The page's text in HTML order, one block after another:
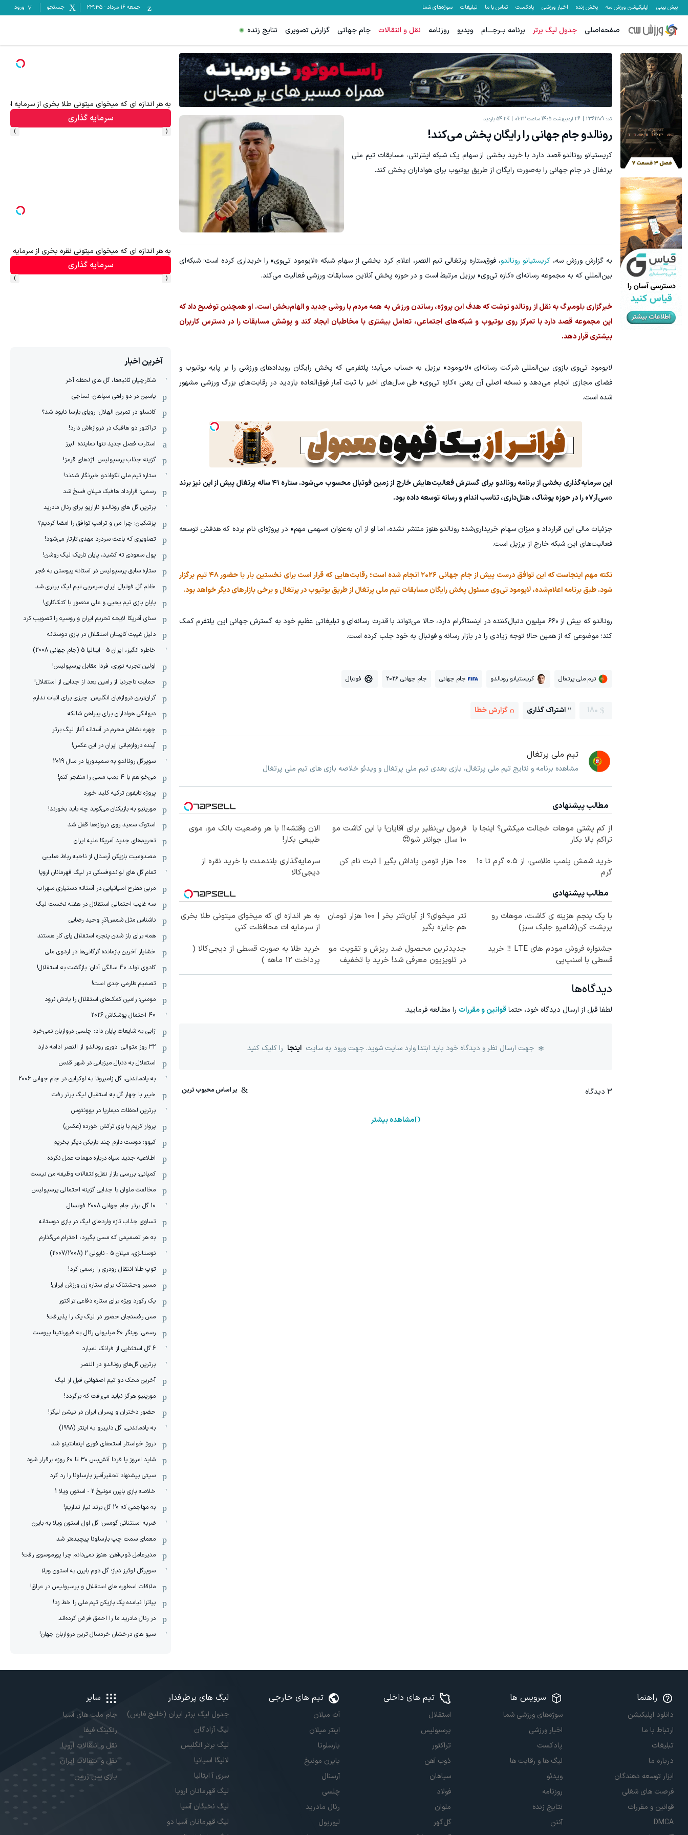
پیش بینی اپلیکیشن ورزش سه پخش زنده اخبار ورزشی پادکست تماس با ما تبلیغات سوژه‌های شما جمعه ۱۶ مرداد -
23:35 جستجو ورود
صفحه‌اصلی جدول لیگ برتر برنامه بــرجـــام ویدیو روزنامه نقل و انتقالات جام جهانی گزارش تصویری نتایج زنده
کد: 2361209 26 اردیبهشت 1405 ساعت 01:22 54.2K بازدید
رونالدو جام جهانی را رایگان پخش می‌کند!
کریستیانو رونالدو قصد دارد با خرید بخشی از سهام یک شبکه اینترنتی، مسابقات تیم ملی
پرتغال در جام جهانی را به‌صورت رایگان از طریق یوتیوب برای هواداران پخش کند.
به گزارش ورزش سه، کریستیانو رونالدو، فوق‌ستاره پرتغالی تیم النصر، اعلام کرد بخشی از سهام شبکه «لایومود تی‌وی» را خریداری کرده است؛ شبکه‌ای
بین‌المللی که به مجموعه رسانه‌ای «کازه تی‌وی» برزیل مرتبط است و در حوزه پخش آنلاین مسابقات ورزشی فعالیت می‌کند.
خبرگزاری بلومبرگ به نقل از رونالدو نوشت که هدف این پروژه، رساندن ورزش به همه مردم با روشی جدید و الهام‌بخش است. او همچنین توضیح داد که
این مجموعه قصد دارد با تمرکز روی یوتیوب و شبکه‌های اجتماعی، تعامل بیشتری با مخاطبان ایجاد کند و پوشش مسابقات را در دسترس کاربران
بیشتری قرار دهد.
لایومود تی‌وی بازوی بین‌المللی شرکت رسانه‌ای «لایومود» برزیل به حساب می‌آید؛ پلتفرمی که پخش رایگان رویدادهای ورزشی را بر پایه یوتیوب و
فضای مجازی انجام می‌دهد و نسخه اصلی آن یعنی «کازه تی‌وی» طی سال‌های اخیر با ثبت آمار فوق‌العاده بازدید در رقابت‌های بزرگ ورزشی مشهور
شده است.
این سرمایه‌گذاری بخشی از برنامه رونالدو برای گسترش فعالیت‌هایش خارج از زمین فوتبال محسوب می‌شود. ستاره ۴۱ ساله پرتغال پیش از این نیز برند
«سی‌آر۷» را در حوزه پوشاک، هتل‌داری، تناسب اندام و رسانه توسعه داده بود.
جزئیات مالی این قرارداد و میزان سهام خریداری‌شده رونالدو هنوز منتشر نشده، اما او از آن به‌عنوان «سهمی مهم» در پروژه‌ای نام برده که هدفش توسعه
فعالیت‌های این شبکه خارج از برزیل است.
نکته مهم اینجاست که این توافق درست پیش از جام جهانی ۲۰۲۶ انجام شده است؛ رقابت‌هایی که قرار است برای نخستین بار با حضور ۴۸ تیم برگزار
شود. طبق برنامه اعلام‌شده، لایومود تی‌وی مسئول پخش رایگان مسابقات تیم ملی پرتغال از طریق یوتیوب در پرتغال و برخی بازارهای دیگر خواهد بود.
رونالدو که بیش از ۶۶۰ میلیون دنبال‌کننده در اینستاگرام دارد، حالا می‌تواند با قدرت رسانه‌ای و تبلیغاتی عظیم خود به گسترش جهانی این پلتفرم کمک
کند؛ موضوعی که از همین حالا توجه زیادی را در بازار رسانه و فوتبال به خود جلب کرده است.
تیم ملی پرتغال کریستیانو رونالدو جام جهانی جام جهانی 2026 فوتبال
180 اشتراک گذاری گزارش خطا
تیم ملی پرتغال
مشاهده برنامه و نتایج تیم ملی پرتغال، بازی بعدی تیم ملی پرتغال و ویدئو خلاصه بازی های تیم ملی پرتغال
مطالب پیشنهادی
از کم پشتی موهات خجالت میکشی؟ اینجا با
تراکم بالا بکار
فرمول بی‌نظیر برای آقایان! با این کاشت مو
10 سال جوانتر شو😍
الان وقتشه‼️ با هر وضعیت بانک مو، موی
طبیعی بکار!
خرید شمش پلمپ طلاسی، از ۰.۵ گرم تا ۱۰
گرم
100 هزار تومن پاداش بگیر | ثبت نام کن
سرمایه‌گذاری بلندمدت با خرید نقره از
دیجی‌کالا
مطالب پیشنهادی
با یک پنجم هزینه ی کاشت، موهات رو
پرپشت کن(شامپو جلبک سبز)
تتر میخوای؟ از آبان‌تتر بخر | 100 هزار تومان
هم جایزه بگیر
به هر اندازه ای که میخوای میتونی طلا بخری
از سرمایه ات محافظت کنی
جشنواره فروش مودم های LTE ‼️ خرید
قسطی با اسنپ‌پی
جدیدترین محصول ضد ریزش و تقویت مو
در تلویزیون معرفی شد! خرید با تخفیف
خرید طلا به صورت قسطی از دیجی‌کالا (
پرداخت 12 ماهه )
دیدگاه‌ها
لطفا قبل از ارسال دیدگاه خود، حتماقوانین و مقررات را مطالعه فرمایید.
جهت ارسال نظر و دیدگاه خود باید ابتدا وارد سایت شوید. جهت ورود به سایت اینجا را کلیک کنید
3 دیدگاه
مشاهده بیشتر
سرمایه‌گذاری بلندمدت با خرید طلا از دیجی‌کالا
سرمایه گذاری
به بزرگترین جشنواره ایمپلنت تهران خوش اومدید! | فقط ۲۵ میلیون ! گردونه شانس ps5 جایزه میده 🔥
بچرخونش
به هر اندازه ای که میخوای میتونی طلا بخری از سرمایه
سرمایه گذاری
‹
›
جای این پک تقویت موی جلبک توی حمومت خالیه!45%تخفیف
خرید محصول کلیک کن! خرید محصول
به هر اندازه ای که میخوای میتونی نقره بخری از سرمایه
سرمایه گذاری
‹
›
آخرین اخبار
شکارچیان ثانیه‌ها، گل های لحظه آخر
یاسین در دو راهی سپاهان- نساجی
کانسلو در تمرین الهلال: رویای بارسا نابود شد؟
تراکتور دو هافبک در دروازه‌اش دارد!
استارت فصل جدید تنها نماینده البرز
گزینه جذاب پرسپولیس: اژدهای قرمز!
ستاره تیم ملی تکواندو خبرنگار شدند!
رسمی: قرارداد هافبک میلان فسخ شد
برترین گل های رونالدو نازاریو برای رئال مادرید
پزشکیان: چرا من و ترامپ توافق را امضا کردیم؟
تصاویری که باعث سردرد مهدی تارتار می‌شود!
پول سعودی ته کشید، پایان تاریک لیگ روشن!
ستاره سابق پرسپولیس در آستانه پیوستن به فجر
خانم گل فوتبال ایران سرمربی تیم لیگ برتری شد
پایان بازی تیم یحیی و علی منصور با کتک‌کاری!
سنای آمریکا لایحه تحریم ایران و روسیه را تصویب کرد
دلیل غیبت کاپیتان استقلال در بازی دوستانه
خاطره انگیز، ایران 5 - ایتالیا 5 (جام جهانی 2008)
اولین تجربه نوری، فردا مقابل پرسپولیس!
حمایت تاجرنیا از رامین بعد از جدایی از استقلال!
گران‌ترین دروازه‌بان انگلیس: چیزی برای اثبات ندارم
دیوانگی هواداران برای پیراهن شالکه
چهره بشاش محرم در آستانه آغاز لیگ برتر
آینده دروازه‌بانی ایران در این عکس!
سوپرگل رونالدو به سمپدوریا در سال 2019
می‌خواهم با 4 بمب مسی را منفجر کنم!
پروژه تایفون ترکیه کلید خورد
مورینیو به بازیکنان می‌گوید چه باید بخورند!
استوک سعید روی دروازه‌ها قفل شد
تحریم‌های جدید آمریکا علیه ایران
مصدومیت بازیکن آرسنال از ناحیه رباط صلیبی
تمام گل های لواندوفسکی در لیگ قهرمانان اروپا
مربی مطرح اسپانیایی در آستانه دستیاری سهراب
سه غایب احتمالی استقلال در هفته نخست لیگ
ناشناس مثل شمس‌آذرِ وحید رضایی
همه برای باز شدن پنجره استقلال پای کار هستند
خشایار آخرین بازمانده گرگانی‌ها در اردوی ملی
کادوی تولد 40 سالگی آدان: بازگشت به استقلال!
تصمیم طارمی جدی است!
مومنی: رامین کمک‌های استقلال را یادش نرود
40 احتمال پوشکاش 2026
ژابی به شایعات پایان داد: چلسی دروازبان نمی‌خرد
۳۲ روز متوالی: دوری رونالدو از النصر ادامه دارد
استقلال به دنبال میزبانی در شهر قدس
به یادماندنی، گل زامبروتا به اوکراین در جام جهانی 2006
خیبر با چهار گل به استقبال لیگ برتر رفت
برترین لحظات دیماریا در یوونتوس
پرواز کریم با پای ترکش خورده (عکس)
کیوو: دوست دارم چند بازیکن دیگر بخریم
اطلاعیه جدید سپاه درباره مهمات عمل نکرده
کمپانی: بررسی بازار نقل‌وانتقالات وظیفه من نیست
مخالفت ملوان با جدایی گزینه احتمالی پرسپولیس
10 گل برتر جام جهانی 2008 فوتسال
تساوی جذاب تازه واردهای لیگ در بازی دوستانه
به هر تصمیمی که مسی بگیرد، احترام می‌گذارم
نوستالژی، میلان 5 - ناپولی 2 (2007/2008)
توپ طلا انتقال رودری را رسمی کرد!
مسیر وحشتناک برای ستاره زن ورزش ایران!
یک رکورد ویژه برای ستاره دفاعی تراکتور
مس رفسنجان حضور در لیگ یک را پذیرفت!
رسمی: وینگر 60 میلیونی رئال به فیورنتینا پیوست
6 گل استثنایی از فرانک لمپارد
برترین گل‌های رونالدو در النصر
آخرین محک دو تیم اصفهانی قبل از لیگ
مورینیو هرگز نباید می‌رفت که برگردد!
حضور دختران و پسران ایران در نیشن لیگز!
به یادماندنی، گل دلپیرو به اینتر (1998)
نروژ خواستار استعفای فوری اینفانتینو شد
شاید امروز یا فردا آتش‌بس ۳۰ تا ۶۰ روزه برقرار شود
سیتی پیشنهاد تحقیرآمیز بارسلونا را رد کرد
خلاصه بازی بایرن مونیخ 2 - استون ویلا 1
به مهاجمی که 20 گل بزند نیاز نداریم!
ضربه استثنائی گومس؛ گل اول استون ویلا به بایرن
معمای سمت چپ بارسلونا پیچیده‌تر شد
مدیرعامل ذوب‌آهن: هنوز نمی‌دانم چرا پورموسوی رفت!
سوپرگل لوئیز دیاز؛ گل دوم بایرن به استون ویلا
ملاقات اسطوره های استقلال و پرسپولیس در عراق!
پیاتزا نیامده یک بازیکن تیم ملی را خط زد!
در رئال مادرید ما را احمق فرض کرده‌اند
سیو های درخشان خردسال ترین دروازبان جهان!
راهنما
دانلود اپلیکیشن
ارتباط با ما
تبلیغات
درباره ما
ابزار توسعه دهندگان
فرصت های شغلی
قوانین و مقررات
DMCA
سرویس ها
سوژه‌های ورزشی شما
اخبار ورزشی
پادکست
لیگ ها و رقابت ها
ویدئو
روزنامه
نتایج زنده
آنتن
تیم های داخلی
استقلال
پرسپولیس
تراکتور
ذوب آهن
سپاهان
فولاد
ملوان
گل‌گهر
تیم های خارجی
آث میلان
اینتر میلان
بارسلونا
بایرن مونیخ
آرسنال
چلسی
رئال مادرید
لیورپول
لیگ های پرطرفدار
جدول لیگ برتر ایران (خلیج فارس)
لیگ آزادگان
لیگ برتر انگلیس
لالیگا اسپانیا
سری آ ایتالیا
لیگ قهرمانان اروپا
لیگ نخبگان آسیا
لیگ قهرمانان آسیا دو
سایر
جام ملت های آسیا
رنکینگ فیفا
نقل و انتقالات اروپا
نقل و انتقالات ایران
پاری سن ژرمن